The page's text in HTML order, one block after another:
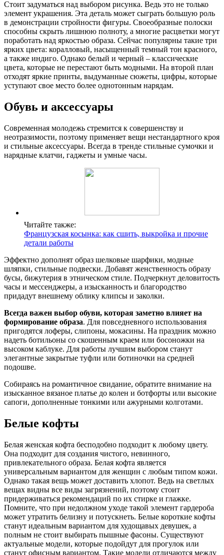
Стоит задуматься над выбором рисунка. Ведь это не только
элемент украшения. Эта деталь может сыграть большую роль
в демонстрации стройности фигуры. Своеобразные полоски
способны скрыть лишнюю полноту, а многие расцветки могут
поработать над яркостью образа. Сейчас популярны такие три
ярких цвета: коралловый, насыщенный темный тон красного,
а также индиго. Однако белый и черный – классические
цвета, которые не перестают быть модными. На второй план
отходят яркие принты, выдуманные сюжеты, цифры, которые
уступают свое место более однотонным нарядам.
Обувь и аксессуары
Современная молодежь стремится к совершенству и
неотразимости, поэтому применяет вещи нестандартного кроя
и стильные аксессуары. Всегда в тренде стильные сумочки и
нарядные клатчи, гаджеты и умные часы.
Читайте также:
Французская косынка: как сшить, выкройка и прочие
детали работы
Эффектно дополнят образ шелковые шарфики, модные
шляпки, стильные подвески. Добавят женственность образу
бусы, бижутерия в этническом стиле. Подчеркнут деловитость
часы и мессенджеры, а изысканность и благородство
придадут внешнему облику клипсы и заколки.
Всегда важен выбор обуви, которая заметно влияет на
формирование образа. Для повседневного использования
пригодятся лоферы, слипоны, мокасины. На праздник можно
надеть ботильоны со скошенным краем или босоножки на
высоком каблуке. Для работы лучшим выбором станут
элегантные закрытые туфли или ботиночки на средней
подошве.
Собираясь на романтичное свидание, обратите внимание на
изысканное вязаное платье до колен и ботфорты или высокие
сапоги, дополненные тонкими или ажурными колготами.
Белые кофты
Белая женская кофта бесподобно подходит к любому цвету.
Она подходит для создания чистого, невинного,
привлекательного образа. Белая кофта является
универсальным вариантом для женщин с любым типом кожи.
Однако такая вещь может доставить хлопот. Ведь на светлых
вещах видны все виды загрязнений, поэтому стоит
придерживаться рекомендаций по их стирке и глажке.
Помните, что при недолжном уходе такой элемент гардероба
может утратить белизну и потускнеть. Белые короткие кофты
станут идеальным вариантом для худощавых девушек, а
полным не стоит выбирать пышные фасоны. Существуют
актуальные модели, которые подойдут для прогулок или
станут офисным вариантом. Такие модели отличаются между